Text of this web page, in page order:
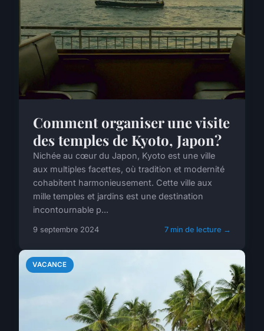
Comment organiser une visite
des temples de Kyoto, Japon?
Nichée au cœur du Japon, Kyoto est une ville
aux multiples facettes, où tradition et modernité
cohabitent harmonieusement. Cette ville aux
mille temples et jardins est une destination
incontournable p...
9 septembre 2024 7 min de lecture →
VACANCE